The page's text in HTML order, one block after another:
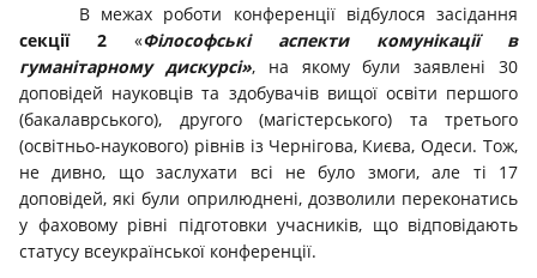
В межах роботи конференції відбулося засідання
секції 2 «Філософські аспекти комунікації в
гуманітарному дискурсі», на якому були заявлені 30
доповідей науковців та здобувачів вищої освіти першого
(бакалаврського), другого (магістерського) та третього
(освітньо-наукового) рівнів із Чернігова, Києва, Одеси. Тож,
не дивно, що заслухати всі не було змоги, але ті 17
доповідей, які були оприлюднені, дозволили переконатись
у фаховому рівні підготовки учасників, що відповідають
статусу всеукраїнської конференції.